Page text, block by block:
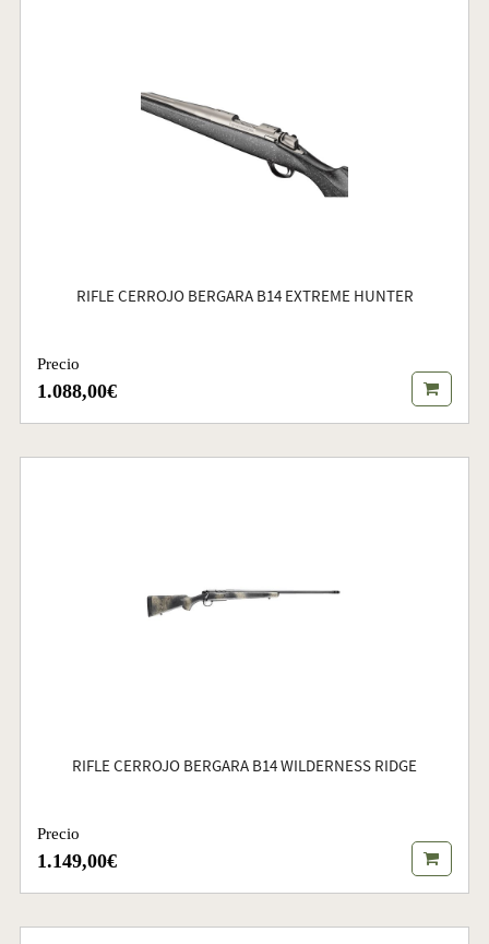
RIFLE CERROJO BERGARA B14 EXTREME HUNTER
Precio
1.088,00€
RIFLE CERROJO BERGARA B14 WILDERNESS RIDGE
Precio
1.149,00€